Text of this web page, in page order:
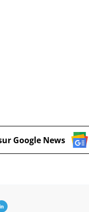
Google News